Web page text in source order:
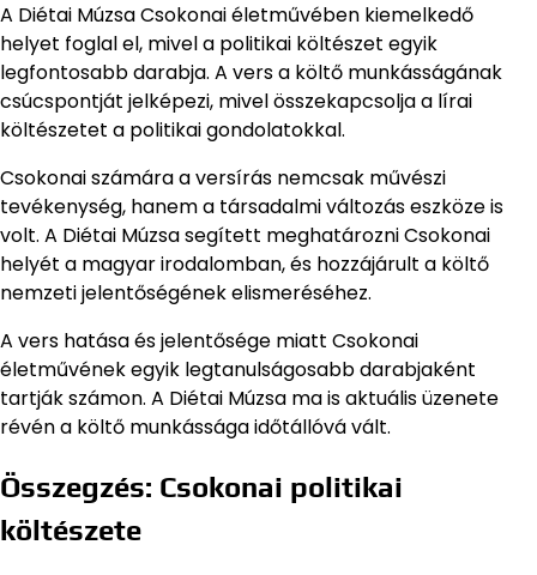
A Diétai Múzsa Csokonai életművében kiemelkedő
helyet foglal el, mivel a politikai költészet egyik
legfontosabb darabja. A vers a költő munkásságának
csúcspontját jelképezi, mivel összekapcsolja a lírai
költészetet a politikai gondolatokkal.
Csokonai számára a versírás nemcsak művészi
tevékenység, hanem a társadalmi változás eszköze is
volt. A Diétai Múzsa segített meghatározni Csokonai
helyét a magyar irodalomban, és hozzájárult a költő
nemzeti jelentőségének elismeréséhez.
A vers hatása és jelentősége miatt Csokonai
életművének egyik legtanulságosabb darabjaként
tartják számon. A Diétai Múzsa ma is aktuális üzenete
révén a költő munkássága időtállóvá vált.
Összegzés: Csokonai politikai
költészete